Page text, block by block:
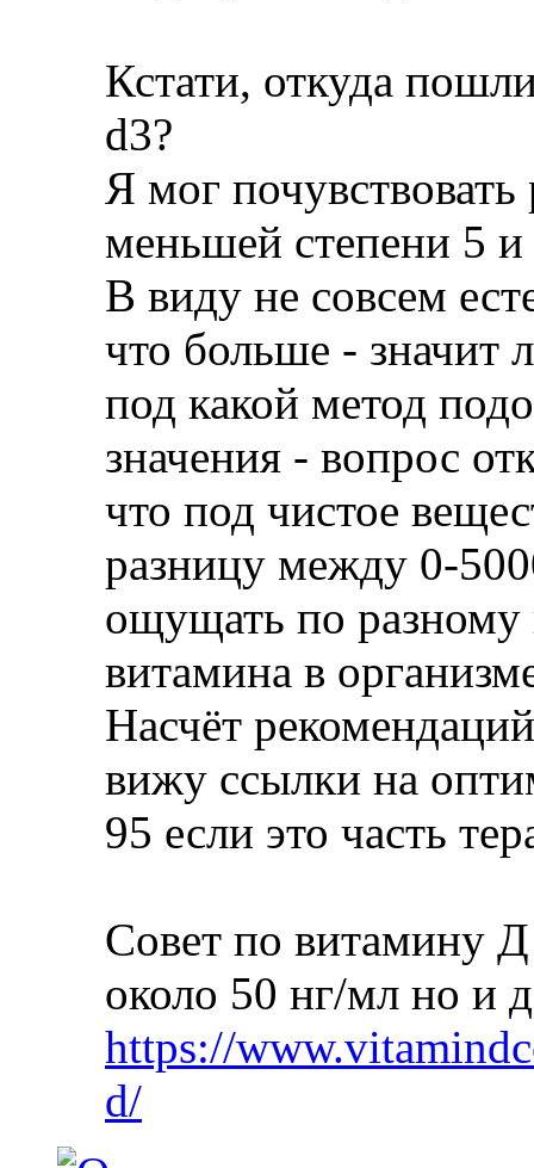
Кстати, откуда
d3?
Я мог
меньшей степени 5
В виду не совсем
что больше - значит
под какой метод
значения - вопрос
что под чистое
разницу между 0-
ощущать по разному
витамина в
Насчёт
вижу ссылки на
95 если это часть
Совет по витамину
около 50 нг/мл но и
https://
d/